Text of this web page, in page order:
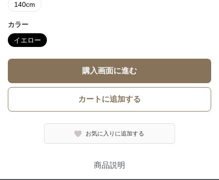
140cm
カラー
イエロー
購入画面に進む
カートに追加する
お気に入りに追加する
商品説明